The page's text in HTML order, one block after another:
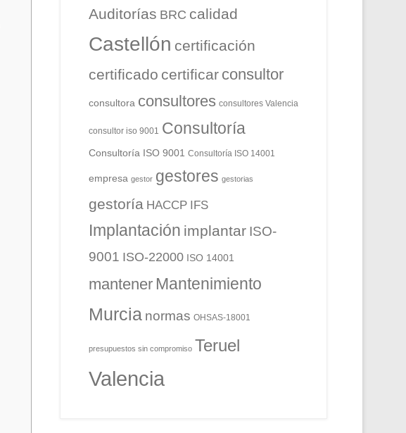
Auditorías BRC calidad
Castellón certificación
certificado certificar consultor
consultora consultores consultores Valencia
consultor iso 9001 Consultoría
Consultoría ISO 9001 Consultoría ISO 14001
empresa gestor gestores gestorias
gestoría HACCP IFS
Implantación implantar ISO-
9001 ISO-22000 ISO 14001
mantener Mantenimiento
Murcia normas OHSAS-18001
presupuestos sin compromiso Teruel
Valencia